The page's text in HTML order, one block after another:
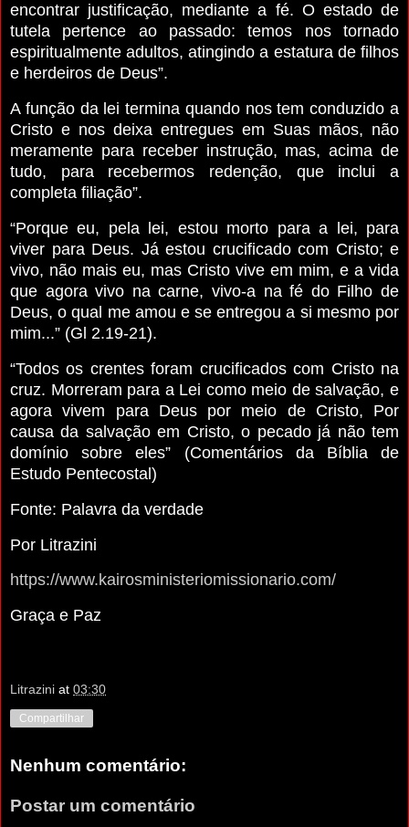
encontrar justificação, mediante a fé. O estado de
tutela pertence ao passado: temos nos tornado
espiritualmente adultos, atingindo a estatura de filhos
e herdeiros de Deus”.
A função da lei termina quando nos tem conduzido a
Cristo e nos deixa entregues em Suas mãos, não
meramente para receber instrução, mas, acima de
tudo, para recebermos redenção, que inclui a
completa filiação”.
“Porque eu, pela lei, estou morto para a lei, para
viver para Deus. Já estou crucificado com Cristo; e
vivo, não mais eu, mas Cristo vive em mim, e a vida
que agora vivo na carne, vivo-a na fé do Filho de
Deus, o qual me amou e se entregou a si mesmo por
mim...” (Gl 2.19-21).
“Todos os crentes foram crucificados com Cristo na
cruz. Morreram para a Lei como meio de salvação, e
agora vivem para Deus por meio de Cristo, Por
causa da salvação em Cristo, o pecado já não tem
domínio sobre eles” (Comentários da Bíblia de
Estudo Pentecostal)
Fonte: Palavra da verdade
Por Litrazini
https://www.kairosministeriomissionario.com/
Graça e Paz
Litrazini at 03:30
Compartilhar
Nenhum comentário:
Postar um comentário